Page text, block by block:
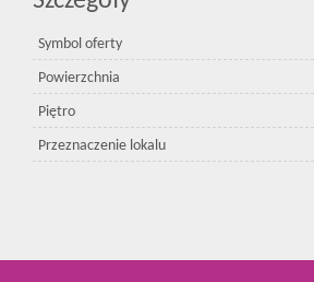
Symbol oferty
Powierzchnia
Piętro
Przeznaczenie lokalu